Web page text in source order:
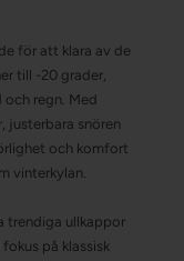
för att klara av de
till -20 grader,
regn. Med
justerbara snören
och komfort
vinterkylan.
trendiga ullkappor
på klassisk